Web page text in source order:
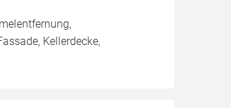
Kellerdecke,